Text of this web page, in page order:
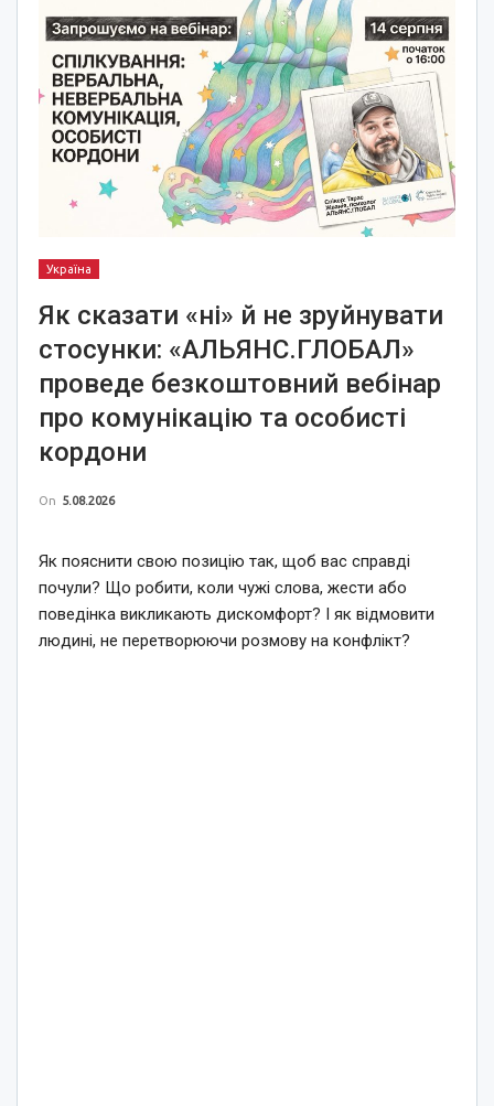
Україна
Як сказати «ні» й не зруйнувати
стосунки: «АЛЬЯНС.ГЛОБАЛ»
проведе безкоштовний вебінар
про комунікацію та особисті
кордони
On 5.08.2026
Як пояснити свою позицію так, щоб вас справді
почули? Що робити, коли чужі слова, жести або
поведінка викликають дискомфорт? І як відмовити
людині, не перетворюючи розмову на конфлікт?